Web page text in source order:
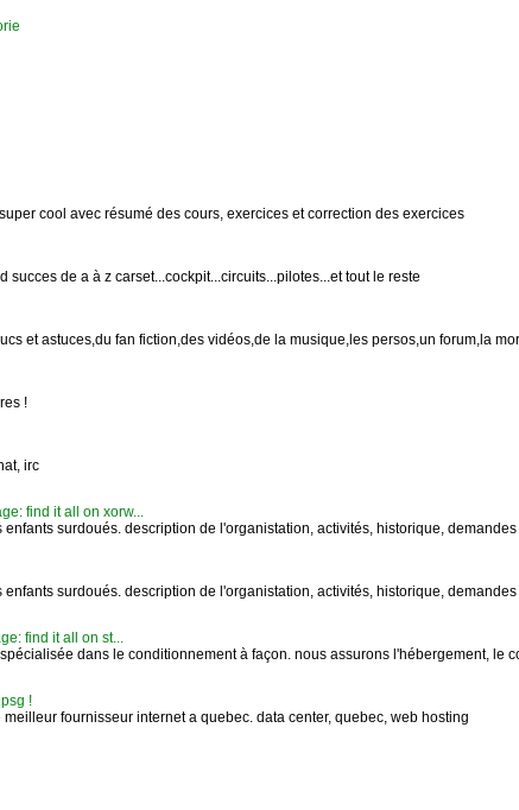
cool avec résumé des cours, exercices et correction des exercices
succes de a à z carset...cockpit...circuits...pilotes...et tout le reste
et astuces,du fan fiction,des vidéos,de la musique,les persos,un forum,la
!
irc
find it all on xorw...
surdoués. description de l'organistation, activités, historique,
surdoués. description de l'organistation, activités, historique,
find it all on st...
dans le conditionnement à façon. nous assurons l'hébergement, le
!
fournisseur internet a quebec. data center, quebec, web hosting